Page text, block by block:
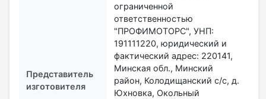
Представитель
изготовителя
ограниченной
ответственностью
"ПРОФИМОТОРС", УНП:
191111220, юридический и
фактический адрес: 220141,
Минская обл., Минский
район, Колодищанский с/с, д.
Юхновка, Окольный